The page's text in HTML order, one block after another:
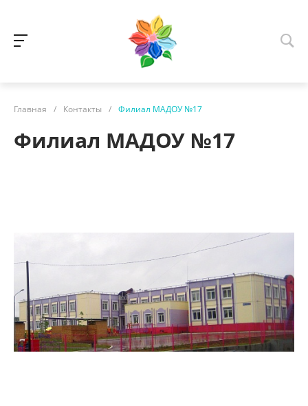
Главная / Контакты / Филиал МАДОУ №17
Филиал МАДОУ №17